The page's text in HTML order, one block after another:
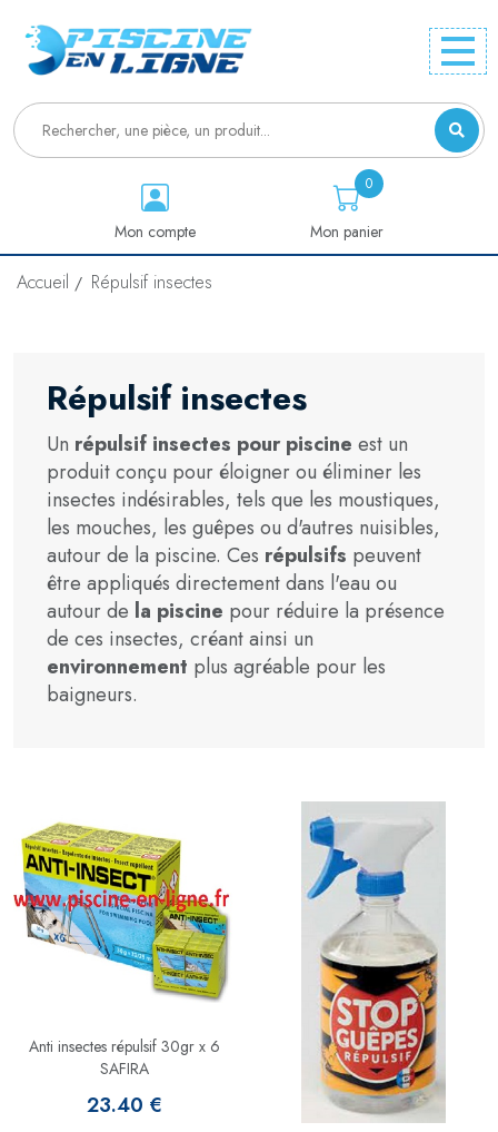
Mon compte Mon panier
0
Accueil Répulsif insectes
Répulsif insectes
Un répulsif insectes pour piscine est un
produit conçu pour éloigner ou éliminer les
insectes indésirables, tels que les moustiques,
les mouches, les guêpes ou d'autres nuisibles,
autour de la piscine. Ces répulsifs peuvent
être appliqués directement dans l'eau ou
autour de la piscine pour réduire la présence
de ces insectes, créant ainsi un
environnement plus agréable pour les
baigneurs.
Anti insectes répulsif 30gr x 6
SAFIRA
23.40 €